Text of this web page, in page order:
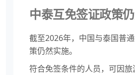
中泰互免签证政策
截至2026年，中国与泰国普
策仍然实施。
符合免签条件的人员，可因旅